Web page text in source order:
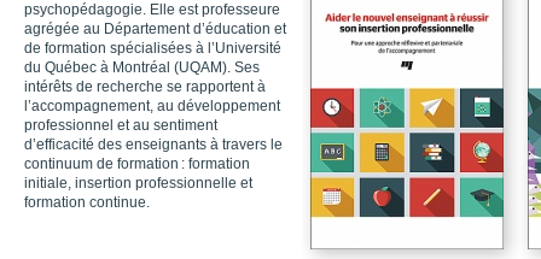
psychopédagogie. Elle est professeure
agrégée au Département d’éducation et
de formation spécialisées à l’Université
du Québec à Montréal (UQAM). Ses
intérêts de recherche se rapportent à
l’accompagnement, au développement
professionnel et au sentiment
d’efficacité des enseignants à travers le
continuum de formation : formation
initiale, insertion professionnelle et
formation continue.